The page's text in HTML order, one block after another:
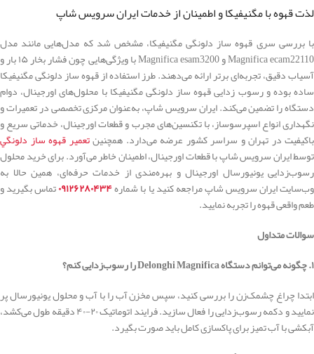
لذت قهوه با مگنیفیکا و اطمینان از خدمات ایران سرویس شاپ
با بررسی سری قهوه ساز دلونگی مگنیفیکا، مشخص شد که مدل‌هایی مانند مدل
Magnifica ecam22110 و Magnifica esam3200 با ویژگی‌هایی چون فشار بخار ۱۵ بار و
آسیاب دقیق، تجربه‌ای برتر ارائه می‌دهند. طرز استفاده از قهوه ساز دلونگی مگنیفیکا
ساده بوده و رسوب زدایی قهوه ساز دلونگی مگنیفیکا با محلول‌های اورجینال، دوام
دستگاه را تضمین می‌کند. ایران سرویس شاپ، به‌عنوان مرکزی تخصصی در تعمیرات و
نگهداری انواع اسپرسوساز، با تکنسین‌های مجرب و قطعات اورجینال، خدماتی سریع و
باکیفیت در تهران و سراسر کشور عرضه می‌دارد. همچنینتعمير قهوه ساز دلونگي
توسط ایران سرویس شاپ با قطعات اورجینال، اطمینان خاطر می‌آورد. برای خرید محلول
رسوب‌زدایی یونیورسال اورجینال و بهره‌مندی از خدمات حرفه‌ای، همین حالا به
وب‌سایت ایران سرویس شاپ مراجعه کنید یا با شماره۰۹۱۲۶۲۸۰۴۳۴تماس بگیرید و
طعم واقعی قهوه را تجربه نمایید.
سوالات متداول
۱. چگونه می‌توانم دستگاه Delonghi Magnifica را رسوب‌زدایی کنم؟
ابتدا چراغ چشمک‌زن را بررسی کنید، سپس مخزن آب را با آب و محلول یونیورسال پر
نمایید و دکمه رسوب‌زدایی را فعال سازید. فرایند اتوماتیک ۲۰-۴۰ دقیقه طول می‌کشد،
آبکشی با آب تمیز برای پاکسازی کامل باید صورت بگیرد.